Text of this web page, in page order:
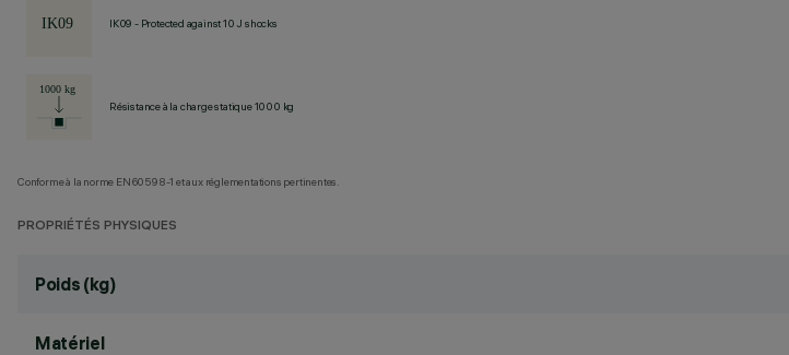
IK09 - Protected against 10 J shocks
Résistance à la charge statique 1000 kg
Conforme à la norme EN60598-1 et aux réglementations pertinentes.
PROPRIÉTÉS PHYSIQUES
Poids (kg)
Matériel